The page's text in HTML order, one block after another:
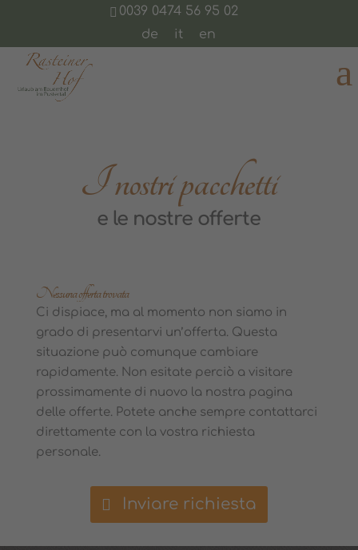
0039 0474 56 95 02
de
it en
I nostri pacchetti
e le nostre offerte
Nessuna offerta trovata
Ci dispiace, ma al momento non siamo in
grado di presentarvi un’offerta. Questa
situazione può comunque cambiare
rapidamente. Non esitate perciò a visitare
prossimamente di nuovo la nostra pagina
delle offerte. Potete anche sempre contattarci
direttamente con la vostra richiesta
personale.
Inviare richiesta